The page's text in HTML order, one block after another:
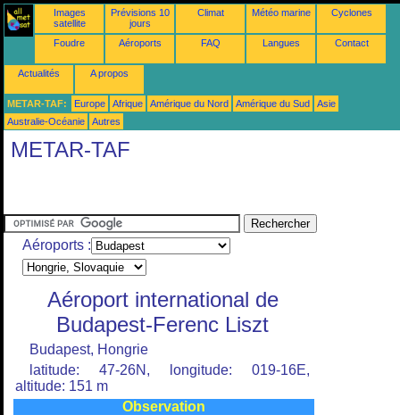
Images
satellite
Prévisions 10
jours
Climat Météo marine Cyclones
Foudre Aéroports FAQ Langues Contact
Actualités A propos
METAR-TAF: Europe Afrique Amérique du Nord Amérique du Sud
Asie
Australie-Océanie
Autres
METAR-TAF
Aéroports :
Aéroport international de
Budapest-Ferenc Liszt
Budapest, Hongrie
latitude: 47-26N, longitude: 019-16E,
altitude: 151 m
Observation